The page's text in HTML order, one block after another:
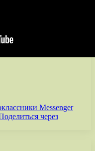
Messenger
через